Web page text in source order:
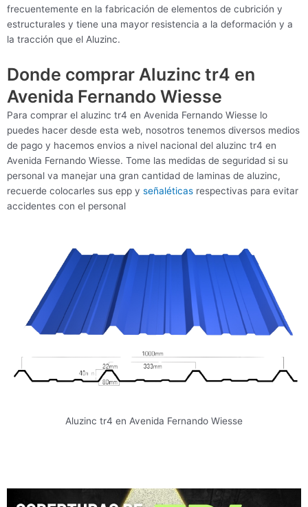
frecuentemente en la fabricación de elementos de cubrición y
estructurales y tiene una mayor resistencia a la deformación y a
la tracción que el Aluzinc.
Donde comprar Aluzinc tr4 en
Avenida Fernando Wiesse
Para comprar el aluzinc tr4 en Avenida Fernando Wiesse lo
puedes hacer desde esta web, nosotros tenemos diversos medios
de pago y hacemos envios a nivel nacional del aluzinc tr4 en
Avenida Fernando Wiesse. Tome las medidas de seguridad si su
personal va manejar una gran cantidad de laminas de aluzinc,
recuerde colocarles sus epp y señaléticas respectivas para evitar
accidentes con el personal
Aluzinc tr4 en Avenida Fernando Wiesse